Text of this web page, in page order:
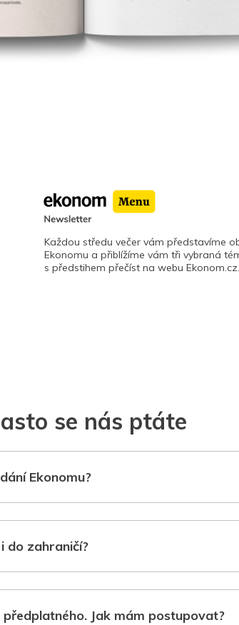
Každou středu večer vám představíme
Ekonomu a přiblížíme vám tři vybraná
s předstihem přečíst na webu Ekonom.cz.
se nás ptáte
Ekonomu?
do zahraničí?
Jak mám postupovat?